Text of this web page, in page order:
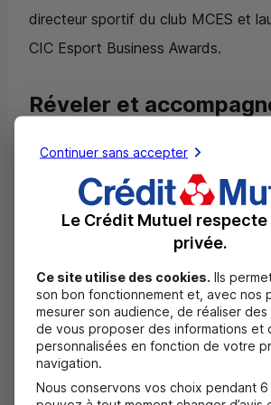
directeur sportif du club MCES et
CIC Esport Business Awards.
Réveler et
demain
Pour continuer à aider les acteurs
faire passer leurs idées du virtuel à
Awards. L’édition 2018 avait permis
d’accompagner 3 projets
L’appel à candidatures est ouvert
mai 2019 surhttps://cic-esport-
Continuer sans accepter
Le Crédit Mutuel
privée.
Ce site utilise des cookies. Ils
son bon fonctionnement et, avec nos
mesurer son audience, de réaliser
de vous proposer des informations et
personnalisées en fonction de votre
navigation.
Nous conservons vos choix pendant 6